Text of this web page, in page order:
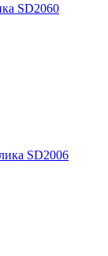
SD2060
SD2006